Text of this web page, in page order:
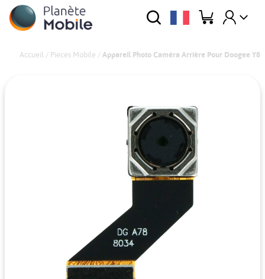
Accueil / Pieces Mobile / Appareil Photo Caméra Arrière Pour Doogee Y8